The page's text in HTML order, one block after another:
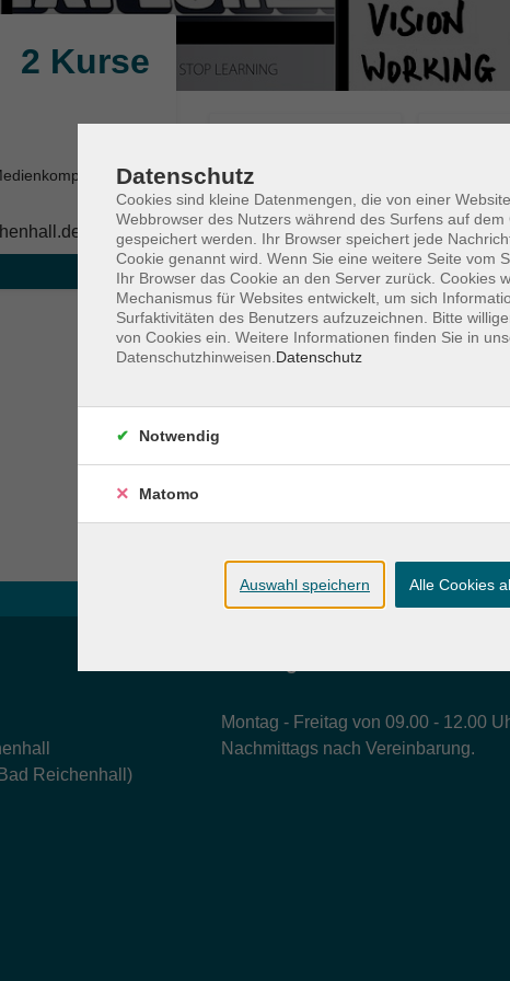
2 Kurse
nur buchbare nur
Motorsägenkurs für
214-059 Modul A
vhs.online: Wie erziehe
Reichenhall)
Montag - Freitag von 09.00 - 12.00
Nachmittags nach Vereinbarung.
Datenschutz
Cookies sind kleine Datenmengen, die von einer
Webbrowser des Nutzers während des Surfens auf
gespeichert werden. Ihr Browser speichert jede
Cookie genannt wird. Wenn Sie eine weitere Seite vom
Ihr Browser das Cookie an den Server zurück. Cookies
Mechanismus für Websites entwickelt, um sich
Surfaktivitäten des Benutzers aufzuzeichnen. Bitte
von Cookies ein. Weitere Informationen finden Sie in
Datenschutzhinweisen. Datenschutz
Notwendig
Matomo
Auswahl speichern Alle Cookies